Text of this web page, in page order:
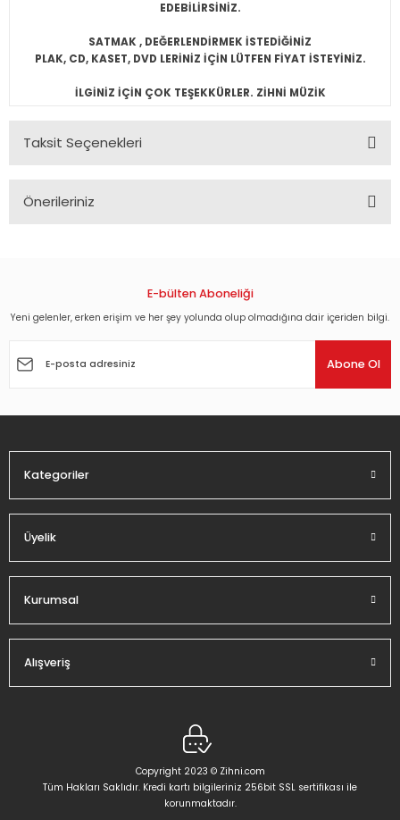
EDEBİLİRSİNİZ.
SATMAK , DEĞERLENDİRMEK İSTEDİĞİNİZ
PLAK, CD, KASET, DVD LERİNİZ İÇİN LÜTFEN FİYAT İSTEYİNİZ.
İLGİNİZ İÇİN ÇOK TEŞEKKÜRLER. ZİHNİ MÜZİK
Taksit Seçenekleri
Önerileriniz
Görüş ve önerileriniz için teşekkür ederiz.
Ürün açıklamasında eksik bilgiler bulunuyor.
E-bülten Aboneliği
Yeni gelenler, erken erişim ve her şey yolunda olup olmadığına dair içeriden bilgi.
Abone Ol
Kategoriler
Üyelik
Kurumsal
Alışveriş
Copyright 2023 © Zihni.com
Tüm Hakları Saklıdır. Kredi kartı bilgileriniz 256bit SSL sertifikası ile
korunmaktadır.